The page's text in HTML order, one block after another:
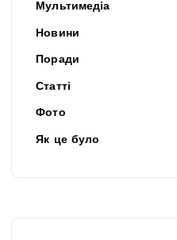
Мультимедіа
Новини
Поради
Статті
Фото
Як це було